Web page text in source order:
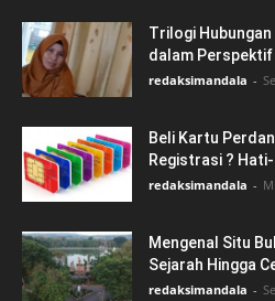
Trilogi
dalam
redaksimandala -
Beli Kartu
Registrasi ?
redaksimandala -
Mengenal Situ
Sejarah Hingga
redaksimandala -